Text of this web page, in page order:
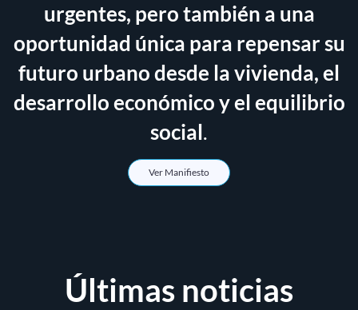
urgentes, pero también a una
oportunidad única para repensar su
futuro urbano desde la vivienda, el
desarrollo económico y el equilibrio
social.
Ver Manifiesto
Últimas noticias